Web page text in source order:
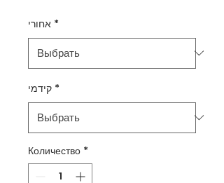
אחורי *
קידמי *
Количество *